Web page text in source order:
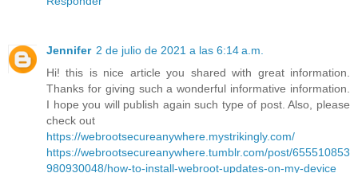
Jennifer 2 de julio de 2021 a las 6:14 a.m.
Hi! this is nice article you shared with great information.
Thanks for giving such a wonderful informative information.
I hope you will publish again such type of post. Also, please
check out
https://webrootsecureanywhere.mystrikingly.com/
https://webrootsecureanywhere.tumblr.com/post/655510853
980930048/how-to-install-webroot-updates-on-my-device